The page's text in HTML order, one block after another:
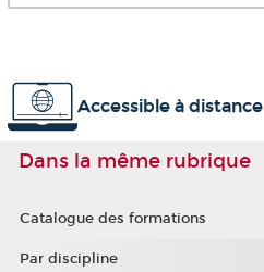
Accessible à distance
Dans la même rubrique
Catalogue des formations
Par discipline